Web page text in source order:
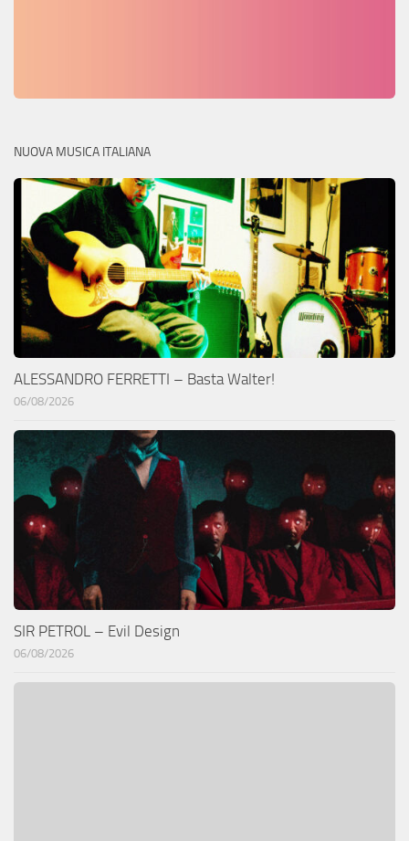
NUOVA MUSICA ITALIANA
ALESSANDRO FERRETTI – Basta Walter!
06/08/2026
SIR PETROL – Evil Design
06/08/2026